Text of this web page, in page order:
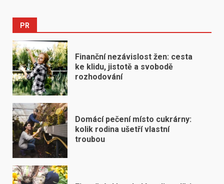
PR
Finanční nezávislost žen: cesta
ke klidu, jistotě a svobodě
rozhodování
Domácí pečení místo cukrárny:
kolik rodina ušetří vlastní
troubou